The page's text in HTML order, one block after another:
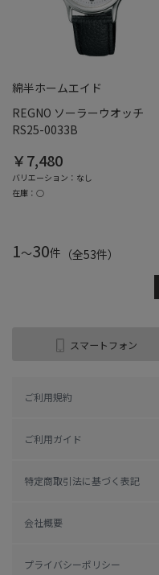
綿半ホームエイド
REGNO ソーラーウオッチ
RS25-0033B
￥7,480
バリエーション：なし
在庫：○
1～30件 （全53件）
スマートフォン
ご利用規約
ご利用ガイド
特定商取引法に基づく表記
会社概要
プライバシーポリシー